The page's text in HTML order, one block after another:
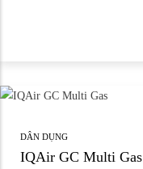
DÂN DỤNG
IQAir GC Multi Gas